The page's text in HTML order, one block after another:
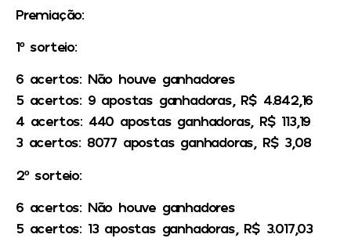
Premiação:
1º sorteio:
6 acertos: Não houve ganhadores
5 acertos: 9 apostas ganhadoras, R$ 4.842,16
4 acertos: 440 apostas ganhadoras, R$ 113,19
3 acertos: 8077 apostas ganhadoras, R$ 3,08
2º sorteio:
6 acertos: Não houve ganhadores
5 acertos: 13 apostas ganhadoras, R$ 3.017,03